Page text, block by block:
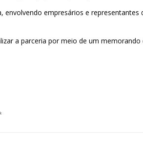
empresários e
a parceria por meio de um memorando